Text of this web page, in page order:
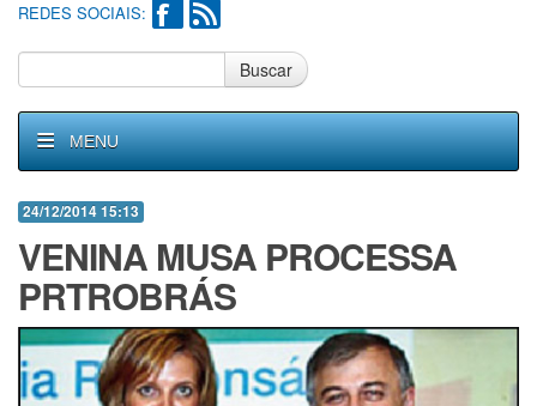
REDES SOCIAIS:
Buscar
MENU
24/12/2014 15:13
VENINA MUSA PROCESSA
PRTROBRÁS